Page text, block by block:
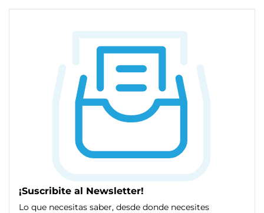
¡Suscribite al Newsletter!
Lo que necesitas saber, desde donde necesites